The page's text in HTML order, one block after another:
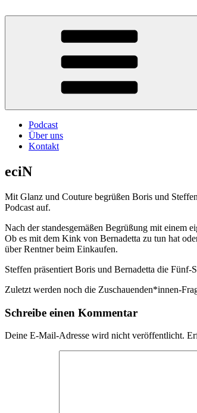
Inhalt
Atschebärebach
Mit viel Spaß, Humor und Sarkasmus
Podcast
Über uns
Kontakt
eciN
Mit Glanz und Couture begrüßen Boris und
Podcast auf.
Nach der standesgemäßen Begrüßung mit einem
Ob es mit dem Kink von Bernadetta zu tun hat
über Rentner beim Einkaufen.
Steffen präsentiert Boris und Bernadetta die
Zuletzt werden noch die Zuschauenden*innen-
Schreibe einen Kommentar
Deine E-Mail-Adresse wird nicht veröffentlicht.